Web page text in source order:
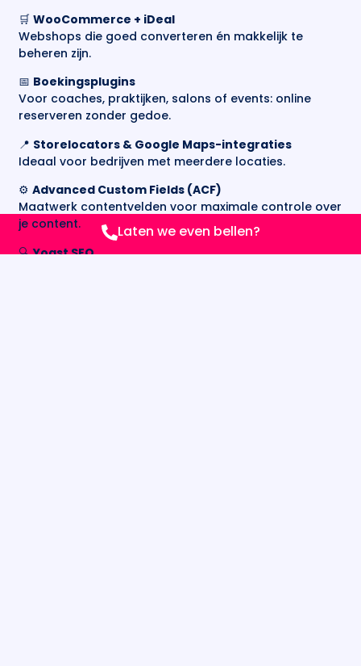
🛒WooCommerce + iDeal
Webshops die goed converteren én makkelijk te
beheren zijn.
📅 Boekingsplugins
Voor coaches, praktijken, salons of events: online
reserveren zonder gedoe.
📍 Storelocators & Google Maps-integraties
Ideaal voor bedrijven met meerdere locaties.
⚙️Advanced Custom Fields (ACF)
Maatwerk contentvelden voor maximale controle over
je content.
🔍Yoast SEO
Laten we even bellen?